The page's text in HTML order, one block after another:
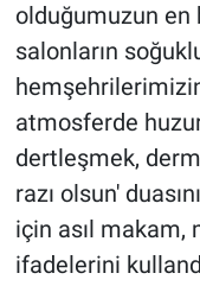
olduğumuzun en
salonların
atmosferde
dertleşmek,
razı olsun'
için asıl
ifadelerini